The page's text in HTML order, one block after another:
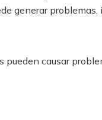
generar